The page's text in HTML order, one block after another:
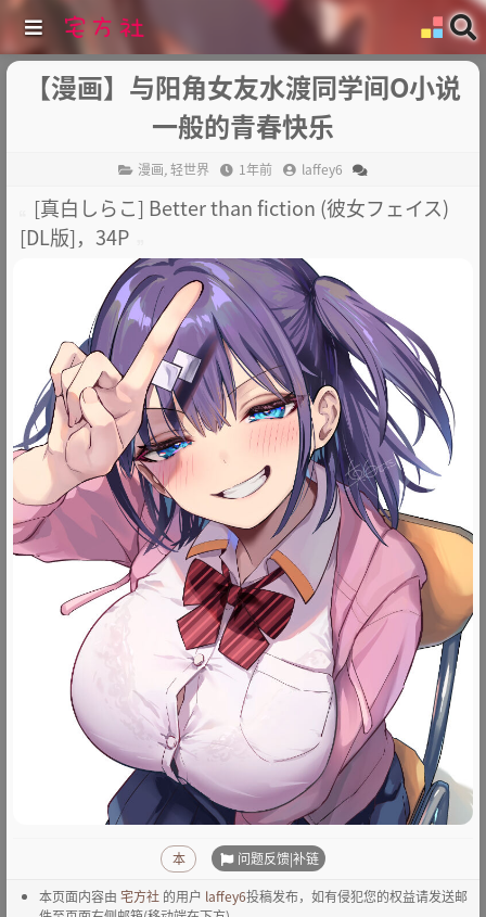
【漫画】与阳角女友水渡同学间O小说
一般的青春快乐
漫画,轻世界 1年前 laffey6
[真白しらこ] Better than fiction (彼女フェイス)
[DL版]，34P
本 问题反馈|补链
本页面内容由 宅方社 的用户 laffey6投稿发布，如有侵犯您的权益请发送邮